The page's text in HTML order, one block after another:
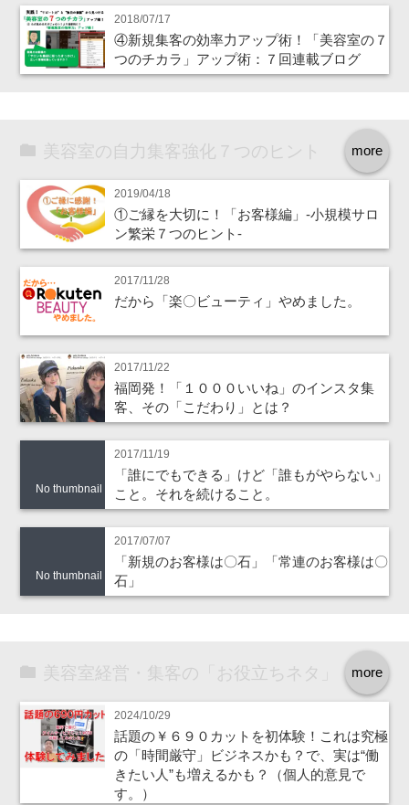
2018/07/17
④新規集客の効率力アップ術！「美容室の７
つのチカラ」アップ術：７回連載ブログ
more
美容室の自力集客強化７つのヒント
2019/04/18
①ご縁を大切に！「お客様編」‐小規模サロ
ン繁栄７つのヒント‐
2017/11/28
だから「楽〇ビューティ」やめました。
2017/11/22
福岡発！「１０００いいね」のインスタ集
客、その「こだわり」とは？
No thumbnail
2017/11/19
「誰にでもできる」けど「誰もがやらない」
こと。それを続けること。
No thumbnail
2017/07/07
「新規のお客様は〇石」「常連のお客様は〇
石」
more
美容室経営・集客の「お役立ちネタ」
2024/10/29
話題の￥６９０カットを初体験！これは究極
の「時間厳守」ビジネスかも？で、実は“働
きたい人”も増えるかも？（個人的意見で
す。）